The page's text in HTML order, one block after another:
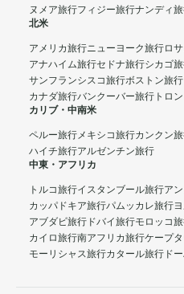
ヌメア旅行フィジー旅行ナンディ
北米
アメリカ旅行ニューヨーク旅行ロ
アナハイム旅行セドナ旅行シカゴ
サンフランシスコ旅行ボストン旅行
カナダ旅行バンクーバー旅行 トロ
カリブ・中南米
ペルー旅行メキシコ旅行カンクン
ハイチ旅行アルゼンチン旅行
中東・アフリカ
トルコ旅行イスタンブール旅行ア
カッパドキア旅行パムッカレ旅行
アブダビ旅行 ドバイ旅行モロッコ
カイロ旅行南アフリカ旅行ケープ
モーリシャス旅行カタール旅行 ド